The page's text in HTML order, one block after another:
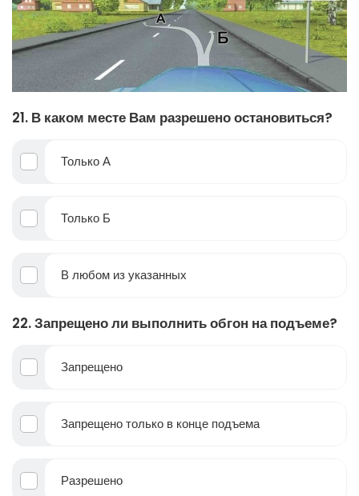
21. В каком месте Вам разрешено остановиться?
Только А
Только Б
В любом из указанных
22. Запрещено ли выполнить обгон на подъеме?
Запрещено
Запрещено только в конце подъема
Разрешено